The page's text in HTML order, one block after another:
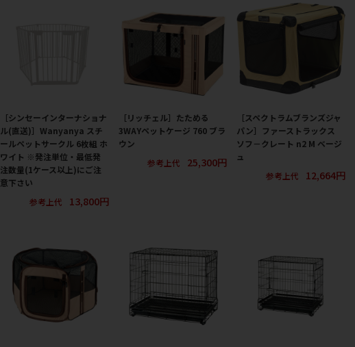
［シンセーインターナショナ
ル(直送)］Wanyanya スチ
ールペットサークル 6枚組 ホ
ワイト ※発注単位・最低発
注数量(1ケース以上)にご注
意下さい
参考上代
13,800円
［リッチェル］たためる
3WAYペットケージ 760 ブラ
ウン
参考上代
25,300円
［スペクトラムブランズジャ
パン］ファーストラックス
ソフ－クレート n2 M ベージ
ュ
参考上代
12,664円